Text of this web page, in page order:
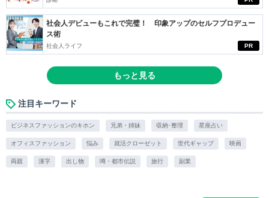
PR
社会人デビューもこれで完璧！ 印象アップのセルフプロデュー
ス術
社会人ライフ
もっと見る
注目キーワード
ビジネスファッションのキホン 兄弟・姉妹 収納･整理 星座占い
オフィスファッション 悩み 就活クローゼット 世代ギャップ 映画
両親 漢字 出し物 噂・都市伝説 旅行 副業